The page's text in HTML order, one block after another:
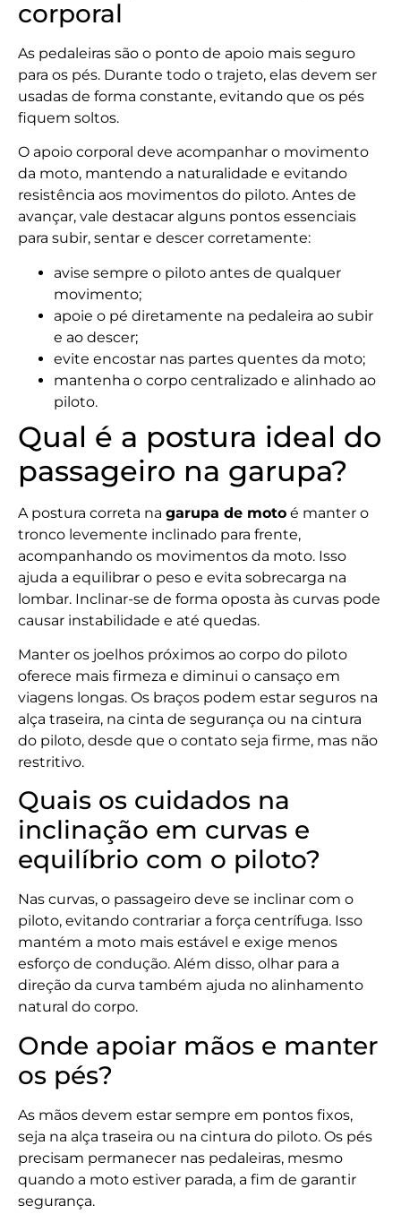
corporal
As pedaleiras são o ponto de apoio mais seguro
para os pés. Durante todo o trajeto, elas devem ser
usadas de forma constante, evitando que os pés
fiquem soltos.
O apoio corporal deve acompanhar o movimento
da moto, mantendo a naturalidade e evitando
resistência aos movimentos do piloto. Antes de
avançar, vale destacar alguns pontos essenciais
para subir, sentar e descer corretamente:
avise sempre o piloto antes de qualquer
movimento;
apoie o pé diretamente na pedaleira ao subir
e ao descer;
evite encostar nas partes quentes da moto;
mantenha o corpo centralizado e alinhado ao
piloto.
Qual é a postura ideal do
passageiro na garupa?
A postura correta na garupa de moto é manter o
tronco levemente inclinado para frente,
acompanhando os movimentos da moto. Isso
ajuda a equilibrar o peso e evita sobrecarga na
lombar. Inclinar-se de forma oposta às curvas pode
causar instabilidade e até quedas.
Manter os joelhos próximos ao corpo do piloto
oferece mais firmeza e diminui o cansaço em
viagens longas. Os braços podem estar seguros na
alça traseira, na cinta de segurança ou na cintura
do piloto, desde que o contato seja firme, mas não
restritivo.
Quais os cuidados na
inclinação em curvas e
equilíbrio com o piloto?
Nas curvas, o passageiro deve se inclinar com o
piloto, evitando contrariar a força centrífuga. Isso
mantém a moto mais estável e exige menos
esforço de condução. Além disso, olhar para a
direção da curva também ajuda no alinhamento
natural do corpo.
Onde apoiar mãos e manter
os pés?
As mãos devem estar sempre em pontos fixos,
seja na alça traseira ou na cintura do piloto. Os pés
precisam permanecer nas pedaleiras, mesmo
quando a moto estiver parada, a fim de garantir
segurança.